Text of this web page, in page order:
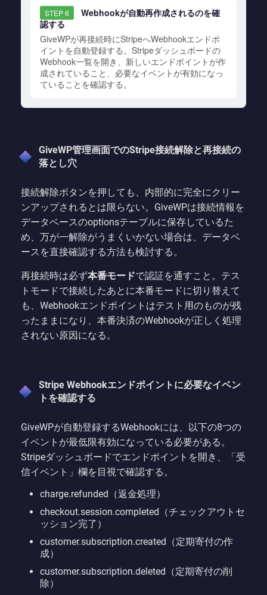
STEP 6
Webhookが自動再作成されるのを確
認する
GiveWPが再接続時にStripeへWebhookエンドポ
イントを自動登録する。Stripeダッシュボードの
Webhook一覧を開き、新しいエンドポイントが作
成されていること、必要なイベントが有効になっ
ていることを確認する。
GiveWP管理画面でのStripe接続解除と再接続の
落とし穴
接続解除ボタンを押しても、内部的に完全にクリー
ンアップされるとは限らない。GiveWPは接続情報を
データベースのoptionsテーブルに保存しているた
め、万が一解除がうまくいかない場合は、データベ
ースを直接確認する方法も検討する。
再接続時は必ず本番モードで認証を通すこと。テス
トモードで接続したあとに本番モードに切り替えて
も、Webhookエンドポイントはテスト用のものが残
ったままになり、本番決済のWebhookが正しく処理
されない原因になる。
Stripe Webhookエンドポイントに必要なイベン
トを確認する
GiveWPが自動登録するWebhookには、以下の8つの
イベントが最低限有効になっている必要がある。
Stripeダッシュボードでエンドポイントを開き、「受
信イベント」欄を目視で確認する。
charge.refunded（返金処理）
checkout.session.completed（チェックアウトセ
ッション完了）
customer.subscription.created（定期寄付の作
成）
customer.subscription.deleted（定期寄付の削
除）